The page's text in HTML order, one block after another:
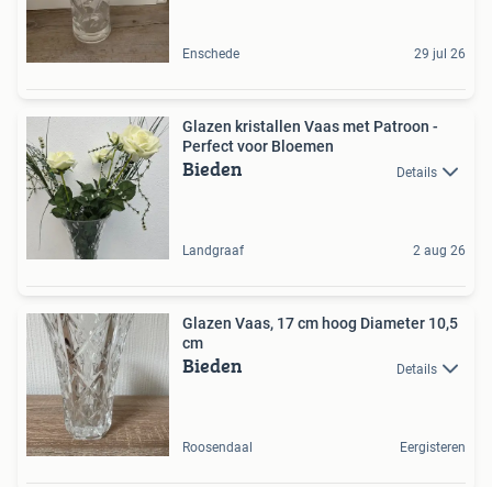
Enschede 29 jul 26
Glazen kristallen Vaas met Patroon -
Perfect voor Bloemen
Bieden Details
Landgraaf 2 aug 26
Glazen Vaas, 17 cm hoog Diameter 10,5
cm
Bieden Details
Roosendaal Eergisteren